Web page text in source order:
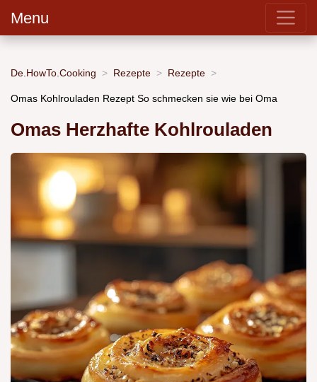
Menu
De.HowTo.Cooking Rezepte Rezepte
Omas Kohlrouladen Rezept So schmecken sie wie bei Oma
Omas Herzhafte Kohlrouladen